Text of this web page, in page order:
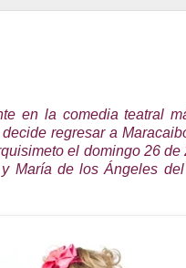
en la comedia teatral
regresar a
el domingo 26
María de los Ángeles